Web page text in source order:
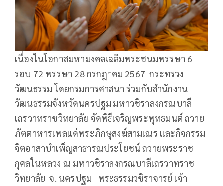
เนื่องในโอกาสมหามงคลเฉลิมพระชนมพรรษา 6
รอบ 72 พรรษา 28 กรกฎาคม 2567 กระทรวง
วัฒนธรรม โดยกรมการศาสนา ร่วมกับสำนักงาน
วัฒนธรรมจังหวัดนครปฐม มหาวชิราลงกรณบาลี
เถรวาทราชวิทยาลัย จัดพิธีเจริญพระพุทธมนต์ ถวาย
ภัตตาหารเพลแด่พระภิกษุสงฆ์สามเณร และกิจกรรม
จิตอาสาบำเพ็ญสาธารณประโยชน์ ถวายพระราช
กุศลในหลวง ณ มหาวชิราลงกรณบาลีเถรวาทราช
วิทยาลัย จ. นครปฐม พระธรรมวชิราจารย์ เจ้า